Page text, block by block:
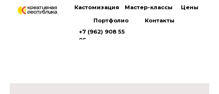
Кастомизация Цены